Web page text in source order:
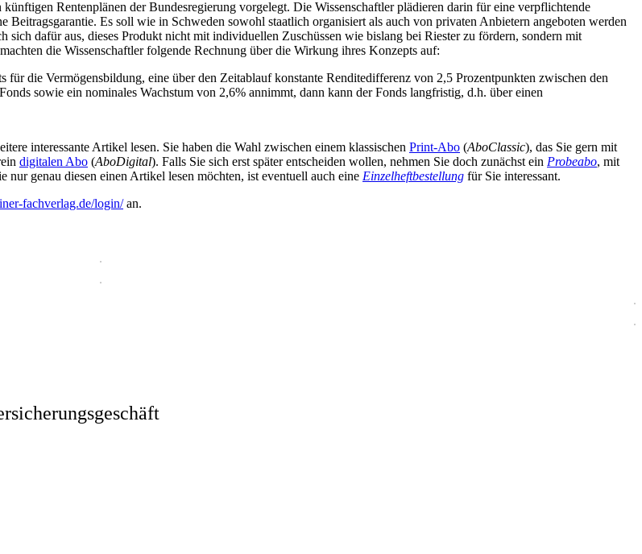
Rentenplänen der Bundesregierung vorgelegt. Die Wissenschaftler plädieren darin für eine verpflichtende
Beitragsgarantie. Es soll wie in Schweden sowohl staatlich organisiert als auch von privaten Anbietern angeboten werden
dafür aus, dieses Produkt nicht mit individuellen Zuschüssen wie bislang bei Riester zu fördern, sondern mit
die Wissenschaftler folgende Rechnung über die Wirkung ihres Konzepts auf:
die Vermögensbildung, eine über den Zeitablauf konstante Renditedifferenz von 2,5 Prozentpunkten zwischen den
sowie ein nominales Wachstum von 2,6% annimmt, dann kann der Fonds langfristig, d.h. über einen
interessante Artikel lesen. Sie haben die Wahl zwischen einem klassischen Print-Abo (AboClassic), das Sie gern mit
digitalen Abo (AboDigital). Falls Sie sich erst später entscheiden wollen, nehmen Sie doch zunächst ein Probeabo, mit
genau diesen einen Artikel lesen möchten, ist eventuell auch eine Einzelheftbestellung für Sie interessant.
fachverlag.de/login/an.